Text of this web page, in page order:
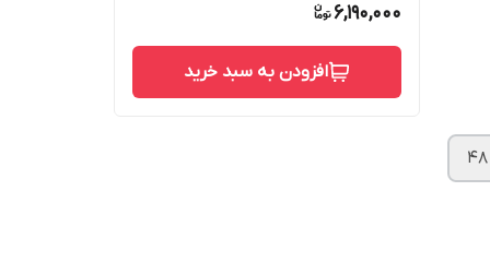
۴۸
6,190,000
افزودن به سبد خرید